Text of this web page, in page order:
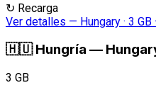
↻ Recarga
Ver detalles — Hungary · 3 GB
🇭🇺 Hungría —
3 GB